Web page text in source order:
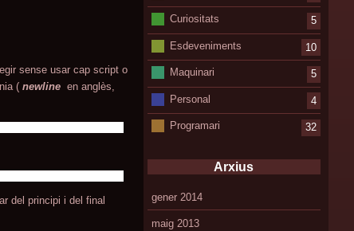
sense usar cap script o
( newline en anglès,
del principi i del final
Curiositats 5
Esdeveniments 10
Maquinari 5
Personal 4
Programari 32
Arxius
gener 2014
maig 2013